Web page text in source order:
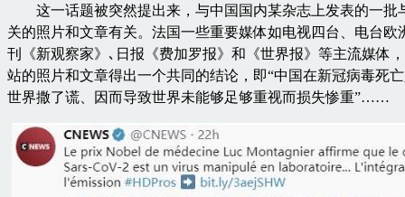
这一话题被突然提出来，与中国国内某杂志上发表的一批
关的照片和文章有关。法国一些重要媒体如电视四台、电台欧
刊《新观察家》､日报《费加罗报》和《世界报》等主流媒体
站的照片和文章得出一个共同的结论，即“中国在新冠病毒死
世界撒了谎、因而导致世界未能够足够重视而损失惨重”……